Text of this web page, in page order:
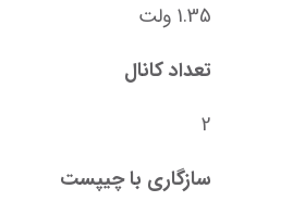
1.35 ولت
تعداد کانال
2
سازگاری با چیپست